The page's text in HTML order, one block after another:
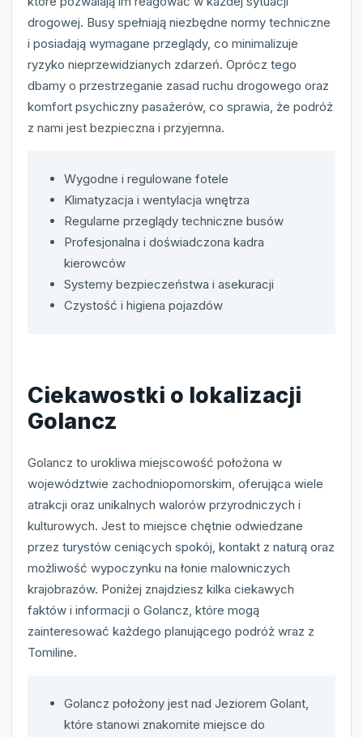
drogowej. Busy spełniają niezbędne normy techniczne
i posiadają wymagane przeglądy, co minimalizuje
ryzyko nieprzewidzianych zdarzeń. Oprócz tego
dbamy o przestrzeganie zasad ruchu drogowego oraz
komfort psychiczny pasażerów, co sprawia, że podróż
z nami jest bezpieczna i przyjemna.
Wygodne i regulowane fotele
Klimatyzacja i wentylacja wnętrza
Regularne przeglądy techniczne busów
Profesjonalna i doświadczona kadra
kierowców
Systemy bezpieczeństwa i asekuracji
Czystość i higiena pojazdów
Ciekawostki o lokalizacji
Golancz
Golancz to urokliwa miejscowość położona w
województwie zachodniopomorskim, oferująca wiele
atrakcji oraz unikalnych walorów przyrodniczych i
kulturowych. Jest to miejsce chętnie odwiedzane
przez turystów ceniących spokój, kontakt z naturą oraz
możliwość wypoczynku na łonie malowniczych
krajobrazów. Poniżej znajdziesz kilka ciekawych
faktów i informacji o Golancz, które mogą
zainteresować każdego planującego podróż wraz z
Tomiline.
Golancz położony jest nad Jeziorem Golant,
które stanowi znakomite miejsce do